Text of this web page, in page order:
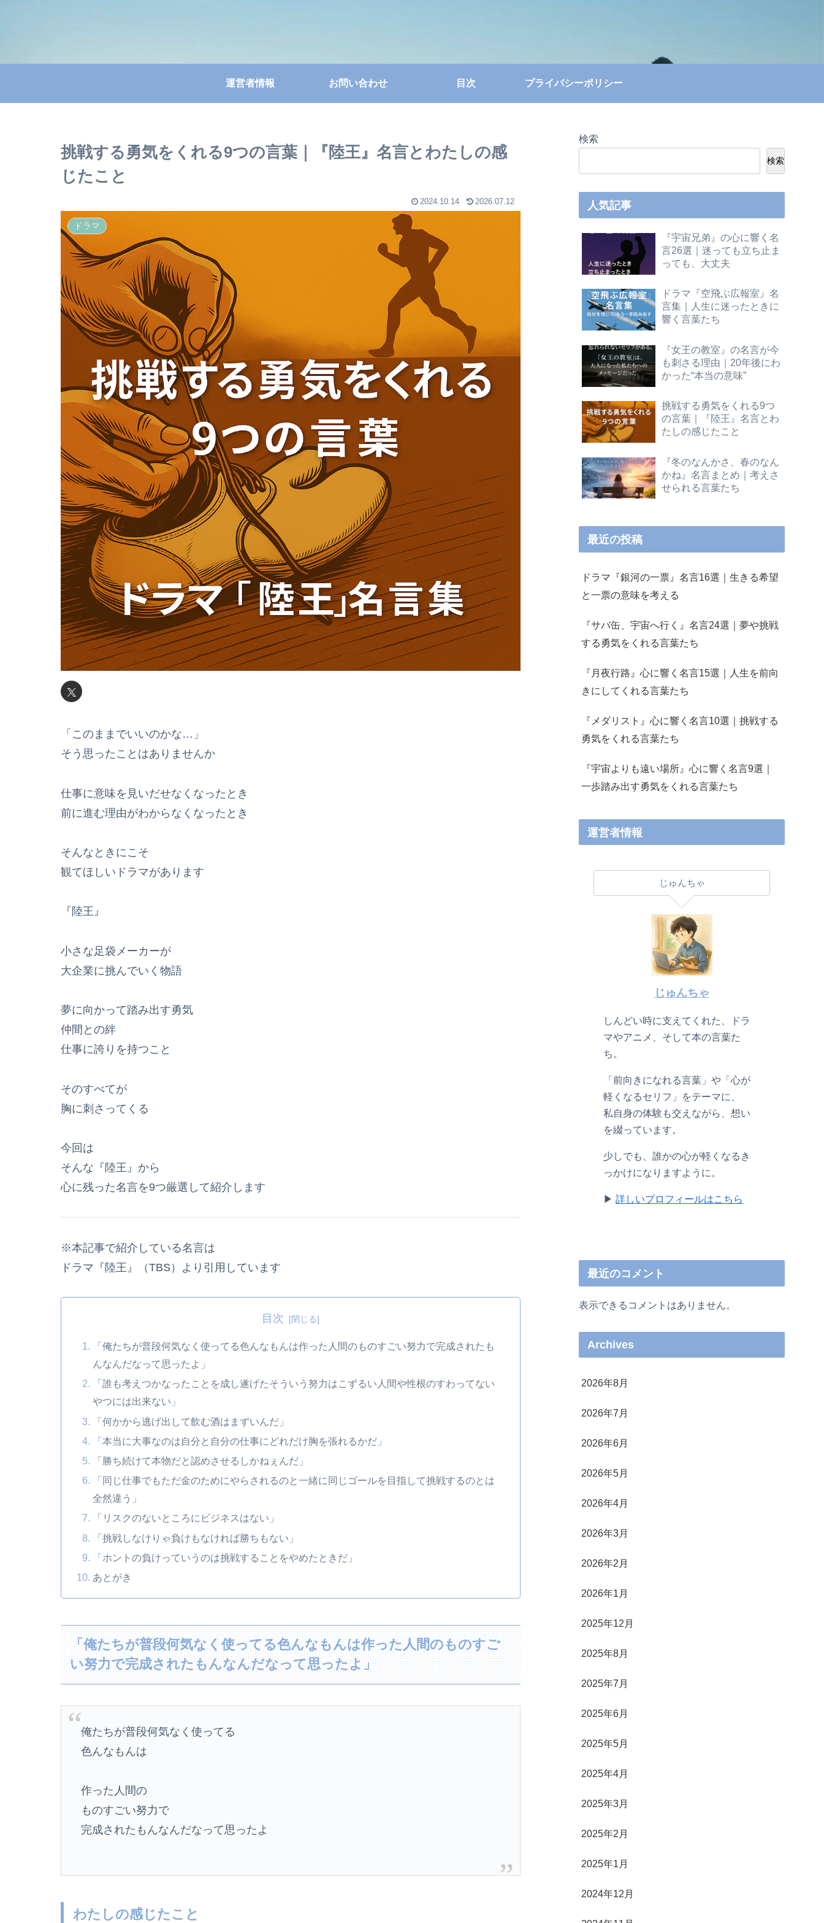
運営者情報 お問い合わせ 目次 プライバシーポリシー
挑戦する勇気をくれる9つの言葉｜『陸王』名言とわたしの感
じたこと
2024.10.14 2026.07.12
ドラマ
「このままでいいのかな…」
そう思ったことはありませんか
仕事に意味を見いだせなくなったとき
前に進む理由がわからなくなったとき
そんなときにこそ
観てほしいドラマがあります
『陸王』
小さな足袋メーカーが
大企業に挑んでいく物語
夢に向かって踏み出す勇気
仲間との絆
仕事に誇りを持つこと
そのすべてが
胸に刺さってくる
今回は
そんな『陸王』から
心に残った名言を9つ厳選して紹介します
※本記事で紹介している名言は
ドラマ『陸王』（TBS）より引用しています
目次
「俺たちが普段何気なく使ってる色んなもんは作った人間のものすごい努力で完成されたも
んなんだなって思ったよ」
「誰も考えつかなったことを成し遂げたそういう努力はこずるい人間や性根のすわってない
やつには出来ない」
「何かから逃げ出して飲む酒はまずいんだ」
「本当に大事なのは自分と自分の仕事にどれだけ胸を張れるかだ」
「勝ち続けて本物だと認めさせるしかねぇんだ」
「同じ仕事でもただ金のためにやらされるのと一緒に同じゴールを目指して挑戦するのとは
全然違う」
「リスクのないところにビジネスはない」
「挑戦しなけりゃ負けもなければ勝ちもない」
「ホントの負けっていうのは挑戦することをやめたときだ」
あとがき
「俺たちが普段何気なく使ってる色んなもんは作った人間のものすご
い努力で完成されたもんなんだなって思ったよ」
俺たちが普段何気なく使ってる
色んなもんは
作った人間の
ものすごい努力で
完成されたもんなんだなって思ったよ
わたしの感じたこと
検索
検索
人気記事
『宇宙兄弟』の心に響く名
言26選｜迷っても立ち止ま
っても、大丈夫
ドラマ『空飛ぶ広報室』名
言集｜人生に迷ったときに
響く言葉たち
『女王の教室』の名言が今
も刺さる理由｜20年後にわ
かった“本当の意味”
挑戦する勇気をくれる9つ
の言葉｜『陸王』名言とわ
たしの感じたこと
『冬のなんかさ、春のなん
かね』名言まとめ｜考えさ
せられる言葉たち
最近の投稿
ドラマ『銀河の一票』名言16選｜生きる希望
と一票の意味を考える
『サバ缶、宇宙へ行く』名言24選｜夢や挑戦
する勇気をくれる言葉たち
『月夜行路』心に響く名言15選｜人生を前向
きにしてくれる言葉たち
『メダリスト』心に響く名言10選｜挑戦する
勇気をくれる言葉たち
『宇宙よりも遠い場所』心に響く名言9選｜
一歩踏み出す勇気をくれる言葉たち
運営者情報
じゅんちゃ
じゅんちゃ
しんどい時に支えてくれた、ドラ
マやアニメ、そして本の言葉た
ち。
「前向きになれる言葉」や「心が
軽くなるセリフ」をテーマに、
私自身の体験も交えながら、想い
を綴っています。
少しでも、誰かの心が軽くなるき
っかけになりますように。
▶︎詳しいプロフィールはこちら
最近のコメント
表示できるコメントはありません。
Archives
2026年8月
2026年7月
2026年6月
2026年5月
2026年4月
2026年3月
2026年2月
2026年1月
2025年12月
2025年8月
2025年7月
2025年6月
2025年5月
2025年4月
2025年3月
2025年2月
2025年1月
2024年12月